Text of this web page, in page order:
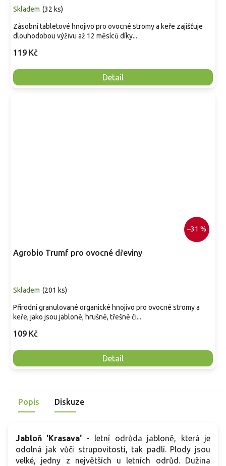
Skladem (32 ks)
119 Kč
Detail
Zásobní tabletové hnojivo pro ovocné stromy a keře zajišťuje
dlouhodobou výživu až 12 měsíců díky...
–31 %
Agrobio Trumf pro ovocné dřeviny
Skladem (201 ks)
109 Kč
Detail
Přírodní granulované organické hnojivo pro ovocné stromy a
keře, jako jsou jabloně, hrušně, třešně či...
Popis Diskuze
Jabloň 'Krasava' - letní odrůda jabloně, která je
odolná jak vůči strupovitosti, tak padlí. Plody jsou
velké, jedny z největších u letních odrůd. Dužina